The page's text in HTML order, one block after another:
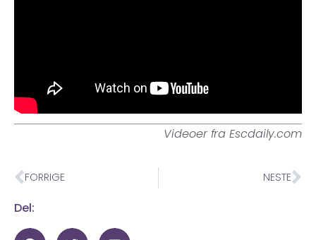
Videoer fra Escdaily.com
FORRIGE NESTE
Del: